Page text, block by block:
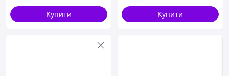
Купити
Купити